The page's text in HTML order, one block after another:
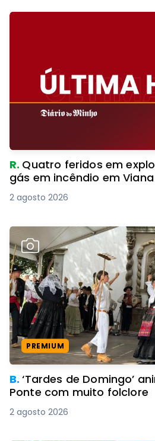
R. Quatro feridos em
gás em incêndio em
2 agosto 2026
PREMIUM
B.‘Tardes de Domingo’
Ponte com muito folclore
2 agosto 2026